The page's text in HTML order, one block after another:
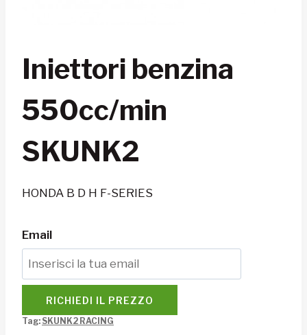
Iniettori benzina
550cc/min
SKUNK2
HONDA B D H F-SERIES
Email
RICHIEDI IL PREZZO
Tag: SKUNK2 RACING